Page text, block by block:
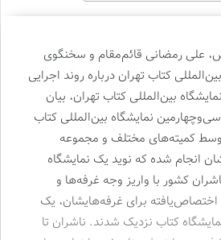
علی رمضانی قائم‌مقام و سخنگوی
کتاب تهران درباره روند اجرایی
بین‌المللی کتاب تهران، بیان
نمایشگاه بین‌المللی کتاب
توسط کمیته‌های مختلف و مجموعه
انجام شده که نوید یک نمایشگاه
کشور با واریز وجه غرفه‌ها و
اختصاص‌یافته برای غرفه‌هایشان، یک
کتاب نزدیک شدند. ناشران تا